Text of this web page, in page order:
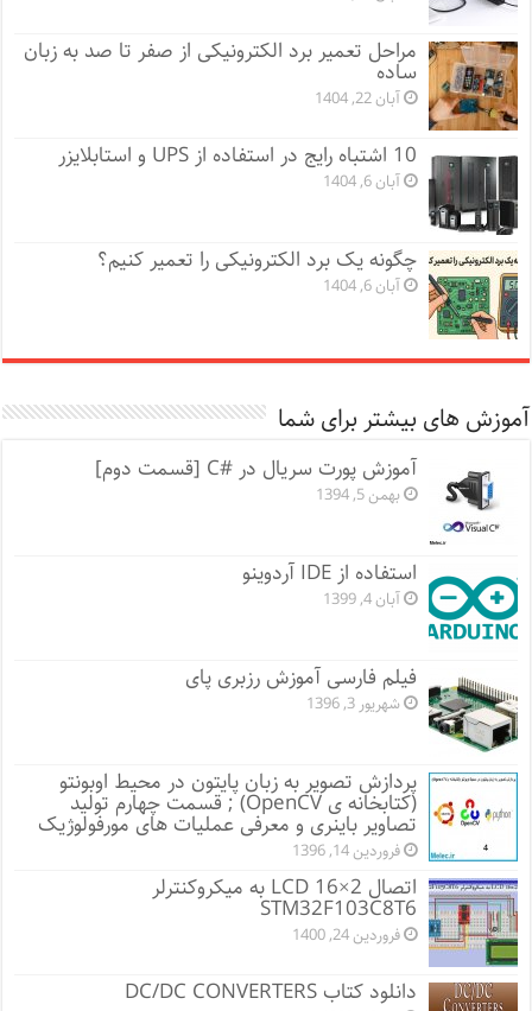
مراحل تعمیر برد الکترونیکی از صفر تا صد به زبان
ساده
آبان 22, 1404
10 اشتباه رایج در استفاده از UPS و استابلایزر
آبان 6, 1404
چگونه یک برد الکترونیکی را تعمیر کنیم؟
آبان 6, 1404
آموزش های بیشتر برای شما
آموزش پورت سریال در #C [قسمت دوم]
بهمن 5, 1394
استفاده از IDE آردوینو
آبان 4, 1399
فیلم فارسی آموزش رزبری پای
شهریور 3, 1396
پردازش تصویر به زبان پایتون در محیط اوبونتو
(کتابخانه ی OpenCV) ; قسمت چهارم تولید
تصاویر باینری و معرفی عملیات های مورفولوژیک
فروردین 14, 1396
اتصال LCD 16×2 به میکروکنترلر
STM32F103C8T6
فروردین 24, 1400
دانلود کتاب DC/DC CONVERTERS